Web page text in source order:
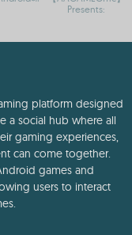
Presents:
platform designed
a social hub where all
gaming experiences,
can come together.
games and
users to interact